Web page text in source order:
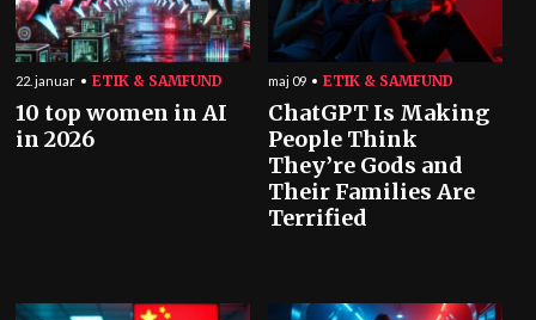
22. januar ETIK & SAMFUND
10 top women in AI
in 2026
maj 09 ETIK & SAMFUND
ChatGPT Is Making
People Think
They’re Gods and
Their Families Are
Terrified